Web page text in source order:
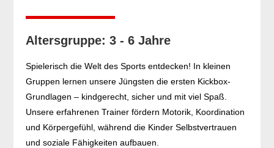
Altersgruppe: 3 - 6 Jahre
Spielerisch die Welt des Sports entdecken! In kleinen
Gruppen lernen unsere Jüngsten die ersten Kickbox-
Grundlagen – kindgerecht, sicher und mit viel Spaß.
Unsere erfahrenen Trainer fördern Motorik, Koordination
und Körpergefühl, während die Kinder Selbstvertrauen
und soziale Fähigkeiten aufbauen.